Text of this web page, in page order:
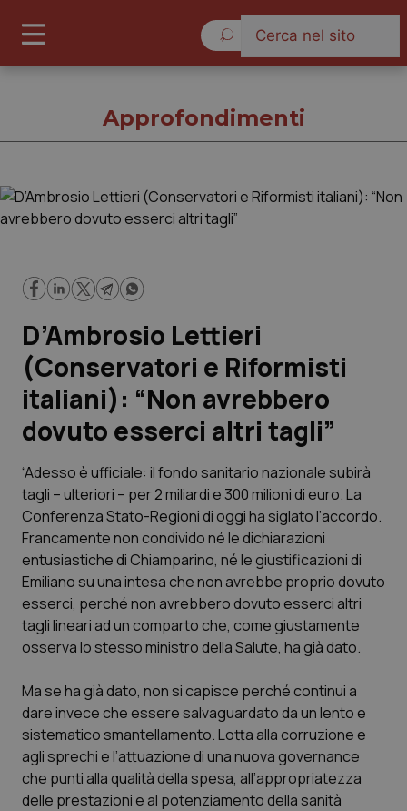
Governo e Parlamento
Regioni e Asl
Lavoro e Professioni
Studi e Analisi
Lettere al direttore
Edizioni Regionali
QS Pro
Professionisti Sanitari.AI
Abruzzo
Basilicata
QS Pro Gold
Artrite & artrosi
QS Club Newsletter
Approfondimenti
D’Ambrosio Lettieri
(Conservatori e Riformisti
italiani): “Non avrebbero
dovuto esserci altri tagli”
“Adesso è ufficiale: il fondo sanitario nazionale subirà
tagli – ulteriori – per 2 miliardi e 300 milioni di euro. La
Conferenza Stato-Regioni di oggi ha siglato l’accordo.
Francamente non condivido né le dichiarazioni
entusiastiche di Chiamparino, né le giustificazioni di
Emiliano su una intesa che non avrebbe proprio dovuto
esserci, perché non avrebbero dovuto esserci altri
tagli lineari ad un comparto che, come giustamente
osserva lo stesso ministro della Salute, ha già dato.
Ma se ha già dato, non si capisce perché continui a
dare invece che essere salvaguardato da un lento e
sistematico smantellamento. Lotta alla corruzione e
agli sprechi e l’attuazione di una nuova governance
che punti alla qualità della spesa, all’appropriatezza
delle prestazioni e al potenziamento della sanità